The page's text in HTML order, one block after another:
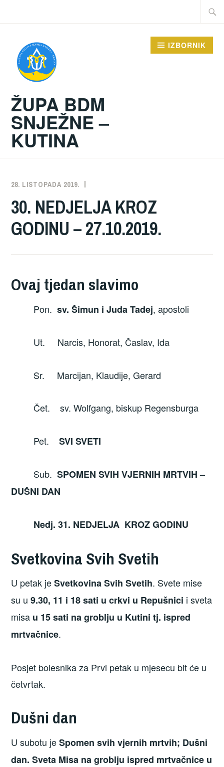
Traži:
ŽUPA BDM
SNJEŽNE –
KUTINA
IZBORNIK
28. LISTOPADA 2019.
30. NEDJELJA KROZ
GODINU – 27.10.2019.
Ovaj tjedan slavimo
Pon.sv. Šimun i Juda Tadej, apostoli
Ut. Narcis, Honorat, Časlav, Ida
Sr. Marcijan, Klaudije, Gerard
Čet. sv. Wolfgang, biskup Regensburga
Pet.SVI SVETI
Sub.SPOMEN SVIH VJERNIH MRTVIH –
DUŠNI DAN
Nedj. 31. NEDJELJA KROZ GODINU
Svetkovina Svih Svetih
U petak jeSvetkovina Svih Svetih. Svete mise
su u9.30, 11 i 18 sati u crkvi u Repušnici i sveta
misa u 15 sati na groblju u Kutini tj. ispred
mrtvačnice.
Posjet bolesnika za Prvi petak u mjesecu bit će u
četvrtak.
Dušni dan
U subotu jeSpomen svih vjernih mrtvih; Dušni
dan. Sveta Misa na groblju ispred mrtvačnice u